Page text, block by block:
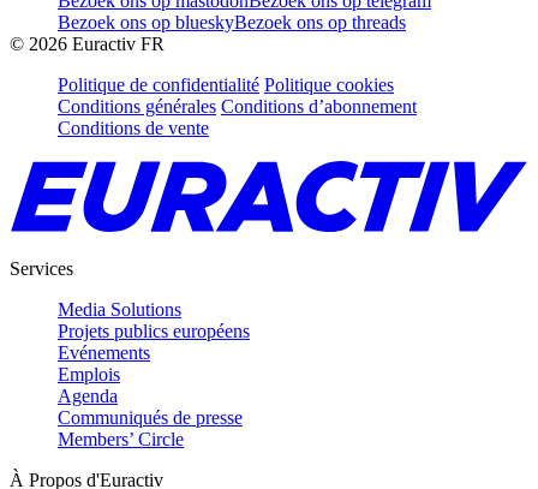
Bezoek ons op blueskyBezoek ons op threads
© 2026 Euractiv FR
Politique de confidentialité Politique cookies
Conditions générales Conditions d’abonnement
Conditions de vente
Services
Media Solutions
Projets publics européens
Evénements
Emplois
Agenda
Communiqués de presse
Members’ Circle
À Propos d'Euractiv